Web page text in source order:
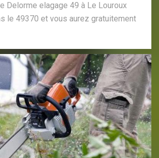
Delorme elagage 49 à Le Louroux
le 49370 et vous aurez gratuitement